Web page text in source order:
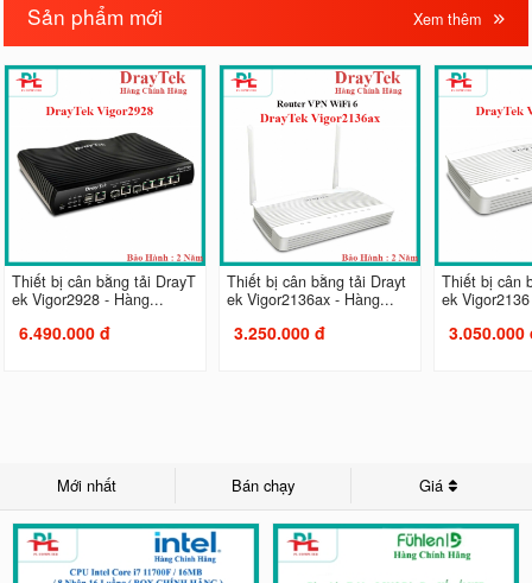
Sản phẩm mới Xem thêm
Thiết bị cân bằng tải DrayT
ek Vigor2928 - Hàng...
6.490.000 đ
Thiết bị cân bằng tải Drayt
ek Vigor2136ax - Hàng...
3.250.000 đ
Thiết bị cân
ek
3.050.000
Mới nhất Bán chạy Giá